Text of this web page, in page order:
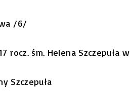
/6/
rocz. śm. Helena Szczepuła w
Szczepuła